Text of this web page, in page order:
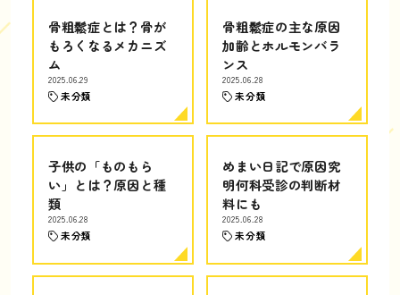
骨粗鬆症とは？骨が
もろくなるメカニズ
ム
2025.06.29
未分類
骨粗鬆症の主な原因
加齢とホルモンバラ
ンス
2025.06.28
未分類
子供の「ものもら
い」とは？原因と種
類
2025.06.28
未分類
めまい日記で原因究
明何科受診の判断材
料にも
2025.06.28
未分類